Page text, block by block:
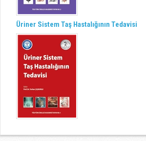
Üriner Sistem Taş Hastalığının Tedavisi